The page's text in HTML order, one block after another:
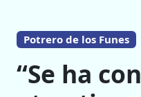
Potrero de los Funes
“Se ha